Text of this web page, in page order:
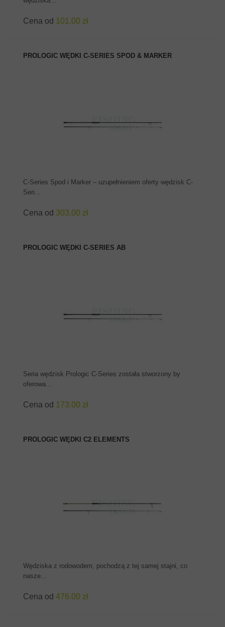
Cena od 101.00 zł
PROLOGIC WĘDKI C-SERIES SPOD & MARKER
C-Series Spod i Marker – uzupełnieniem oferty wędzisk C-
Seri...
Cena od 303.00 zł
PROLOGIC WĘDKI C-SERIES AB
Seria wędzisk Prologic C-Series została stworzony by
oferowa...
Cena od 173.00 zł
PROLOGIC WĘDKI C2 ELEMENTS
Wędziska z rodowodem, pochodzą z tej samej stajni, co
nasze...
Cena od 476.00 zł